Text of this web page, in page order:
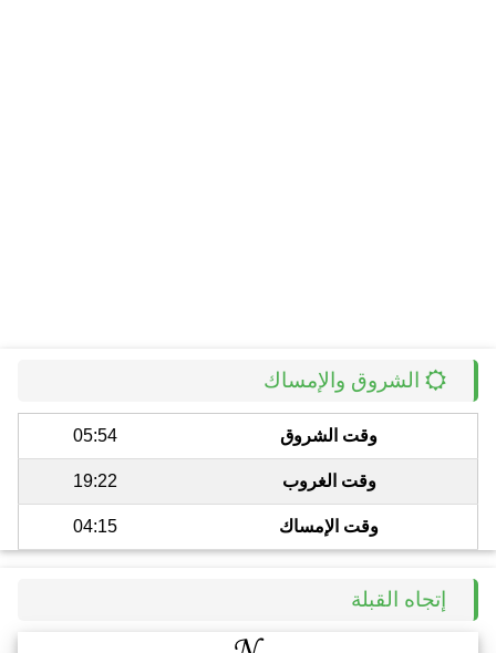
الشروق والإمساك
وقت الشروق 05:54
وقت الغروب 19:22
وقت الإمساك 04:15
إتجاه القبلة